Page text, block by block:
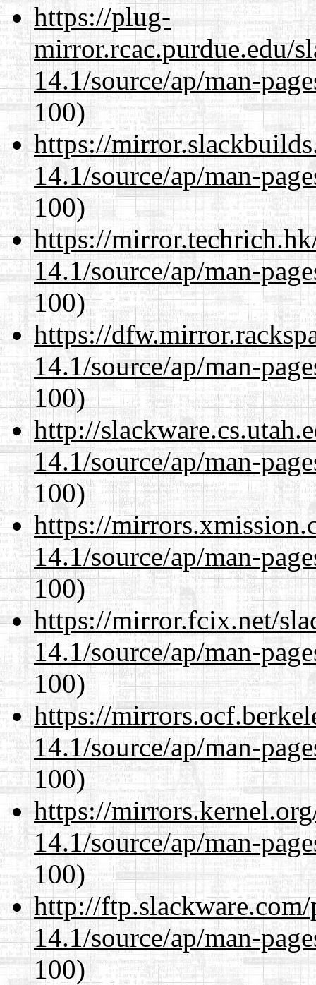
https://plug-
mirror.rcac.purdue.edu/
14.1/source/ap/man-
100)
https://
14.1/source/ap/man-
100)
https://
14.1/source/ap/man-
100)
https://
14.1/source/ap/man-
100)
http://
14.1/source/ap/man-
100)
https://
14.1/source/ap/man-
100)
https://mirror.fcix.net/
14.1/source/ap/man-
100)
https://
14.1/source/ap/man-
100)
https://
14.1/source/ap/man-
100)
http://
14.1/source/ap/man-
100)